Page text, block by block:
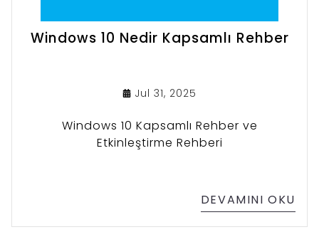
Windows 10 Nedir Kapsamlı Rehber
Jul 31, 2025
Windows 10 Kapsamlı Rehber ve
Etkinleştirme Rehberi
DEVAMINI OKU